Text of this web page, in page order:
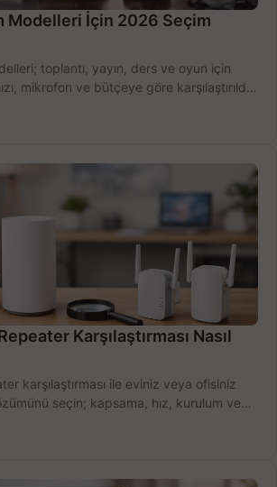
Modelleri İçin 2026 Seçim
toplantı, yayın, ders ve oyun için
mikrofon ve bütçeye göre karşılaştırıldı.
Karşılaştırması Nasıl
karşılaştırması ile eviniz veya ofisiniz
seçin; kapsama, hız, kurulum ve